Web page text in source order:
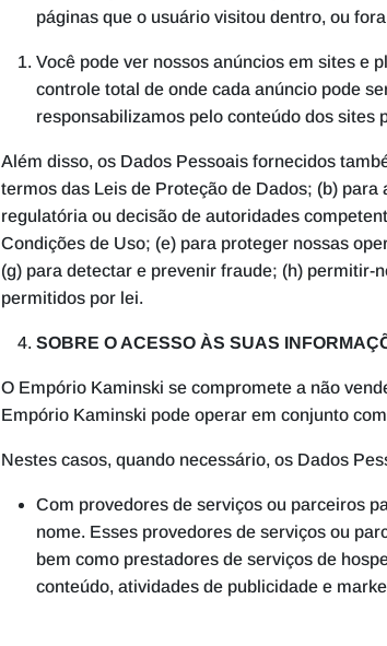
páginas que o usuário visitou dentro, ou
Você pode ver nossos anúncios em sites e
controle total de onde cada anúncio pode
responsabilizamos pelo conteúdo dos sites
Além disso, os Dados Pessoais fornecidos
termos das Leis de Proteção de Dados; (b)
regulatória ou decisão de autoridades
Condições de Uso; (e) para proteger nossas
(g) para detectar e prevenir fraude; (h) permitir-
permitidos por lei.
SOBRE O ACESSO ÀS SUAS
O Empório Kaminski se compromete a não
Empório Kaminski pode operar em conjunto
Nestes casos, quando necessário, os Dados
Com provedores de serviços ou parceiros
nome. Esses provedores de serviços ou
bem como prestadores de serviços de
conteúdo, atividades de publicidade e